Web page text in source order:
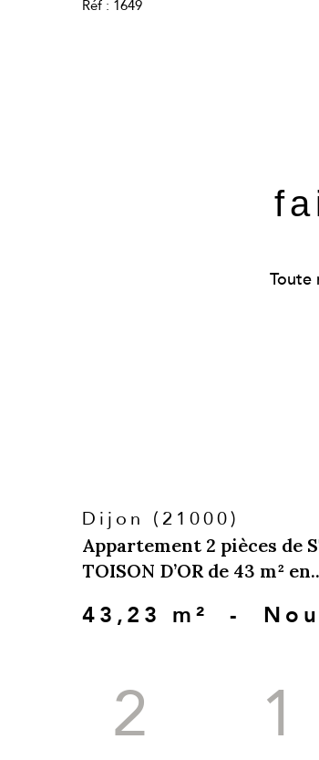
Réf : 1649
Toute
Dijon (21000)
Appartement 2 pièces de
TOISON D’OR de 43 m²
43,23 m² -
2 1